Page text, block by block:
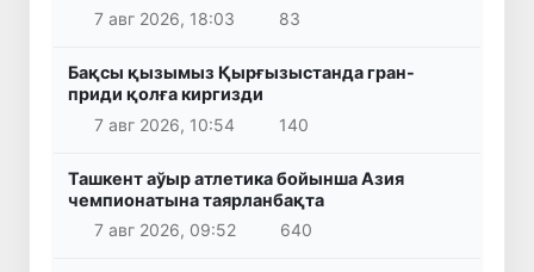
7 авг 2026, 18:03
83
Бақсы қызымыз Қырғызыстанда гран-
приди қолға киргизди
7 авг 2026, 10:54
140
Ташкент аўыр атлетика бойынша Азия
чемпионатына таярланбақта
7 авг 2026, 09:52
640